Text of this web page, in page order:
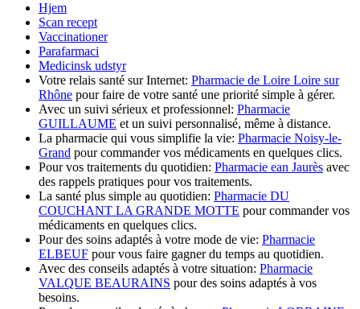
Hjem
Scan recept
Vaccinationer
Parafarmaci
Medicinsk udstyr
Votre relais santé sur Internet: Pharmacie de Loire Loire sur
Rhône pour faire de votre santé une priorité simple à gérer.
Avec un suivi sérieux et professionnel: Pharmacie
GUILLAUME et un suivi personnalisé, même à distance.
La pharmacie qui vous simplifie la vie: Pharmacie Noisy-le-
Grand pour commander vos médicaments en quelques clics.
Pour vos traitements du quotidien: Pharmacie ean Jaurès avec
des rappels pratiques pour vos traitements.
La santé plus simple au quotidien: Pharmacie DU
COUCHANT LA GRANDE MOTTE pour commander vos
médicaments en quelques clics.
Pour des soins adaptés à votre mode de vie: Pharmacie
ELBEUF pour vous faire gagner du temps au quotidien.
Avec des conseils adaptés à votre situation: Pharmacie
VALQUE BEAURAINS pour des soins adaptés à vos
besoins.